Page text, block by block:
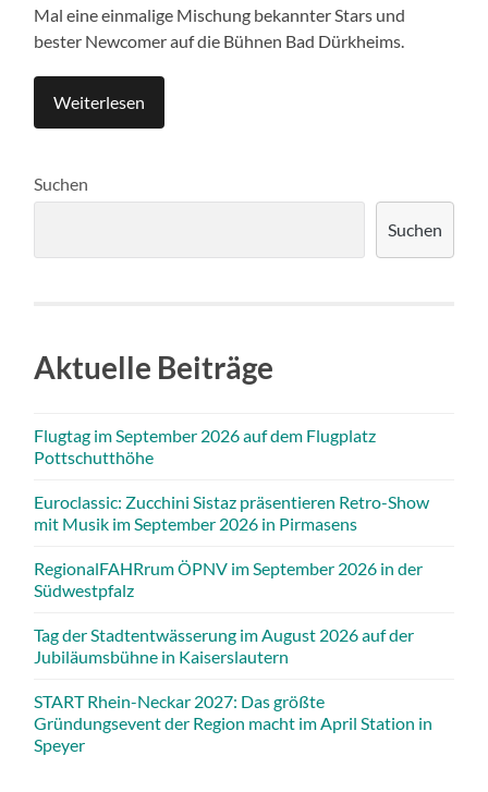
Mal eine einmalige Mischung bekannter Stars und
bester Newcomer auf die Bühnen Bad Dürkheims.
Weiterlesen
Suchen
Suchen
Aktuelle Beiträge
Flugtag im September 2026 auf dem Flugplatz
Pottschutthöhe
Euroclassic: Zucchini Sistaz präsentieren Retro-Show
mit Musik im September 2026 in Pirmasens
RegionalFAHRrum ÖPNV im September 2026 in der
Südwestpfalz
Tag der Stadtentwässerung im August 2026 auf der
Jubiläumsbühne in Kaiserslautern
START Rhein-Neckar 2027: Das größte
Gründungsevent der Region macht im April Station in
Speyer